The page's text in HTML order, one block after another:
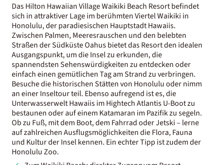
Das Hilton Hawaiian Village Waikiki Beach Resort befindet
sich in attraktiver Lage im berühmten Viertel Waikiki in
Honolulu, der paradiesischen Hauptstadt Hawaiis.
Zwischen Palmen, Meeresrauschen und den belebten
Straßen der Südküste Oahus bietet das Resort den idealen
Ausgangspunkt, um die Insel zu erkunden, die
spannendsten Sehenswürdigkeiten zu entdecken oder
einfach einen gemütlichen Tag am Strand zu verbringen.
Besuche die historischen Stätten von Honolulu oder nimm
an einer Inseltour teil. Ebenso aufregend ist es, die
Unterwasserwelt Hawaiis im Hightech Atlantis U-Boot zu
bestaunen oder auf einem Katamaran im Pazifik zu segeln.
Ob zu Fuß, mit dem Boot, dem Fahrrad oder Jetski – lerne
auf zahlreichen Ausflugsmöglichkeiten die Flora, Fauna
und Kultur der Insel kennen. Ein echter Tipp ist zudem der
Honolulu Zoo.